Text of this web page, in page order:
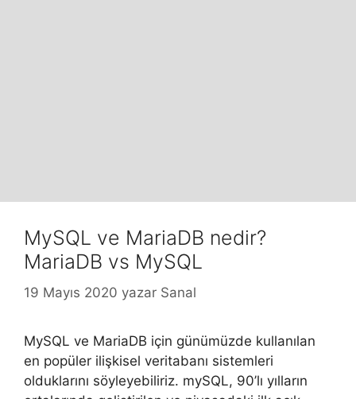
MySQL ve MariaDB nedir?
MariaDB vs MySQL
19 Mayıs 2020 yazar Sanal
MySQL ve MariaDB için günümüzde kullanılan
en popüler ilişkisel veritabanı sistemleri
olduklarını söyleyebiliriz. mySQL, 90’lı yılların